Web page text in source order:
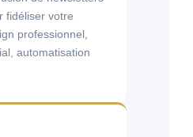
fidéliser votre
professionnel,
automatisation